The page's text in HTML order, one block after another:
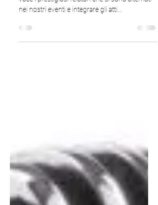
Podcast Congressi
Potrete così sentire o risentire dalla loro viva